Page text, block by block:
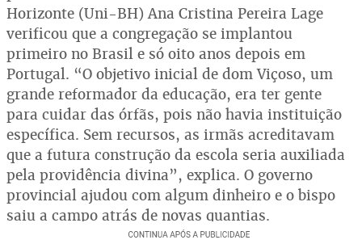
Horizonte (Uni-BH) Ana Cristina Pereira Lage
verificou que a congregação se implantou
primeiro no Brasil e só oito anos depois em
Portugal. “O objetivo inicial de dom Viçoso, um
grande reformador da educação, era ter gente
para cuidar das órfãs, pois não havia instituição
específica. Sem recursos, as irmãs acreditavam
que a futura construção da escola seria auxiliada
pela providência divina”, explica. O governo
provincial ajudou com algum dinheiro e o bispo
saiu a campo atrás de novas quantias.